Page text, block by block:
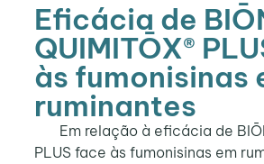
Eficácia de
QUIMITŌX®
às fumonisinas
ruminantes
Em relação à eficácia de
PLUS face às fumonisinas em